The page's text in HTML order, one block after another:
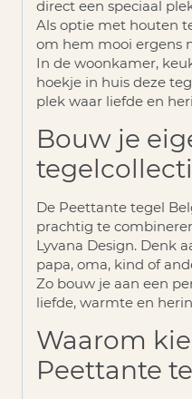
direct een speciaal
Als optie met houten
om hem mooi ergens
In de woonkamer,
hoekje in huis deze
plek waar liefde en
Bouw je
De Peettante tegel
prachtig te
Lyvana Design. Denk
papa, oma, kind of
Zo bouw je aan een
liefde, warmte en
Waarom
Peettante